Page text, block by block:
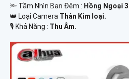
🔦 Tầm Nhìn Ban Đêm : Hồng Ngoại
👑 Loại Camera Thân Kim loại.
️🎙 Khả Năng : Thu Âm.